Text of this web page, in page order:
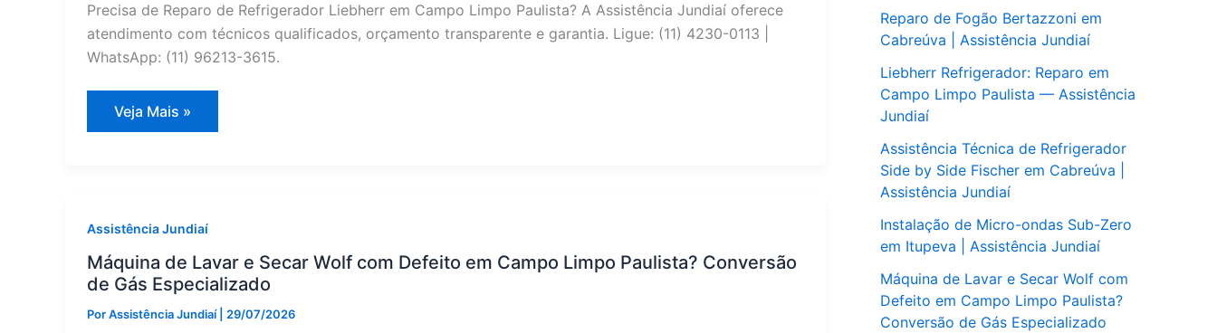
Precisa de Reparo de Refrigerador Liebherr em Campo Limpo Paulista? A Assistência Jundiaí oferece
atendimento com técnicos qualificados, orçamento transparente e garantia. Ligue: (11) 4230-0113 |
WhatsApp: (11) 96213-3615.
Liebherr
Refrigerador:
Assistência
Veja Mais »
Assistência Jundiaí
Máquina de Lavar e Secar Wolf com Defeito em Campo Limpo Paulista? Conversão
de Gás Especializado
PorAssistência Jundiaí 29/07/2026
Reparo de Fogão Bertazzoni em
Cabreúva | Assistência Jundiaí
Liebherr Refrigerador: Reparo em
Campo Limpo Paulista — Assistência
Jundiaí
Assistência Técnica de Refrigerador
Side by Side Fischer em Cabreúva |
Assistência Jundiaí
Instalação de Micro-ondas Sub-Zero
em Itupeva | Assistência Jundiaí
Máquina de Lavar e Secar Wolf com
Defeito em Campo Limpo Paulista?
Conversão de Gás Especializado